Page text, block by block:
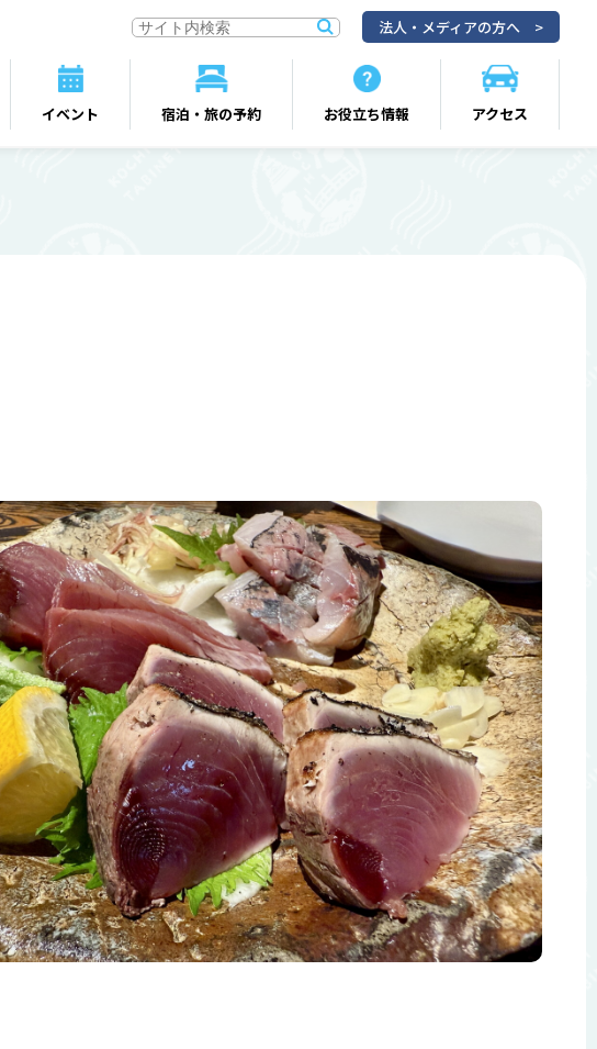
イベント 宿泊・旅の予約 お役立ち情報 アクセス
法人・メディアの方へ